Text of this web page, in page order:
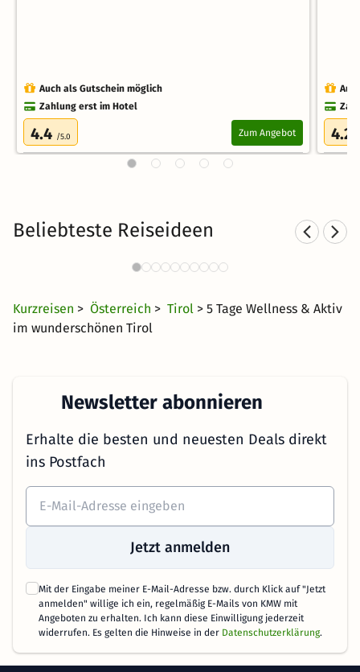
Auch als Gutschein möglich
Zahlung erst im Hotel
4.4 /5.0 Zum Angebot 4.2
Beliebteste Reiseideen
Wellnesshotels in Seefeld
32 Angebote
Kurzreisen > Österreich > Tirol > 5 Tage Wellness & Aktiv
im wunderschönen Tirol
Newsletter abonnieren
Erhalte die besten und neuesten Deals direkt
ins Postfach
Jetzt anmelden
Mit der Eingabe meiner E-Mail-Adresse bzw. durch Klick auf "Jetzt
anmelden" willige ich ein, regelmäßig E-Mails von KMW mit
Angeboten zu erhalten. Ich kann diese Einwilligung jederzeit
widerrufen. Es gelten die Hinweise in der Datenschutzerklärung.